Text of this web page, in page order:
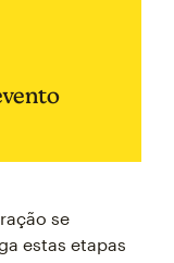
se
estas etapas